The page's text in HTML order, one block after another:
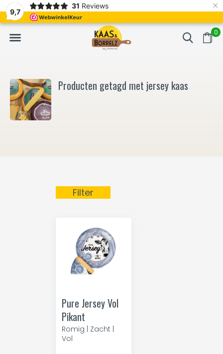
9,7
31 Reviews ×
0
Vers van het mes en gevacumeerd Vaak volgende
Producten getagd met jersey kaas
Filter
Pure Jersey Vol
Pikant
Romig | Zacht |
Vol